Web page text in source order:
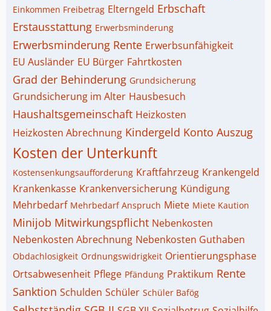
Einkommen Freibetrag Elterngeld Erbschaft
Erstausstattung Erwerbsminderung
Erwerbsminderung Rente Erwerbsunfähigkeit
EU Ausländer EU Bürger Fahrtkosten
Grad der Behinderung Grundsicherung
Grundsicherung im Alter Hausbesuch
Haushaltsgemeinschaft Heizkosten
Heizkosten Abrechnung Kindergeld Konto Auszug
Kosten der Unterkunft
Kostensenkungsaufforderung Kraftfahrzeug Krankengeld
Krankenkasse Krankenversicherung Kündigung
Mehrbedarf Mehrbedarf Anspruch Miete Miete Kaution
Minijob Mitwirkungspflicht Nebenkosten
Nebenkosten Abrechnung Nebenkosten Guthaben
Obdachlosigkeit Ordnungswidrigkeit Orientierungsphase
Ortsabwesenheit Pflege Pfändung Praktikum Rente
Sanktion Schulden Schüler Schüler Bafög